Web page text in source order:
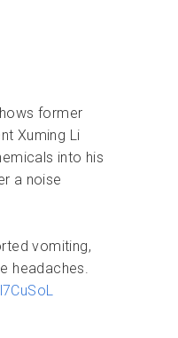
former
Xuming Li
into his
a noise
vomiting,
headaches.